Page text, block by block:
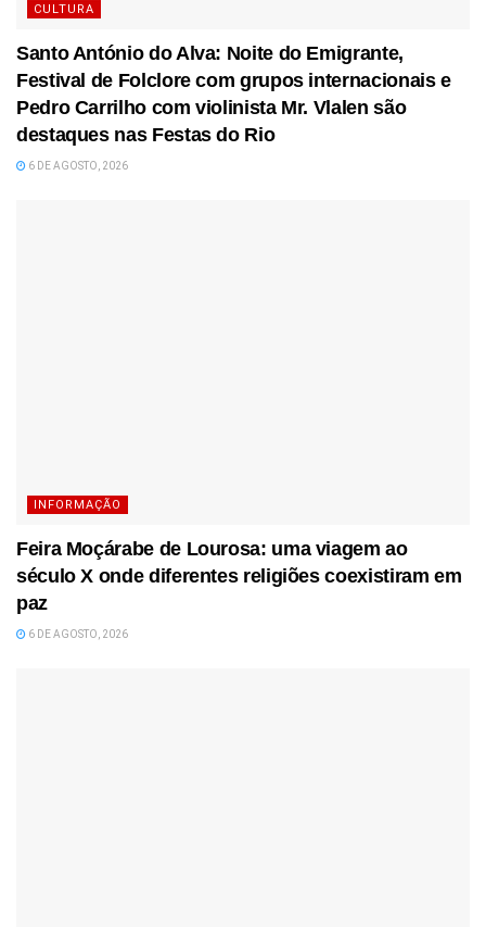
CULTURA
Santo António do Alva: Noite do Emigrante,
Festival de Folclore com grupos internacionais e
Pedro Carrilho com violinista Mr. Vlalen são
destaques nas Festas do Rio
6 DE AGOSTO, 2026
INFORMAÇÃO
Feira Moçárabe de Lourosa: uma viagem ao
século X onde diferentes religiões coexistiram em
paz
6 DE AGOSTO, 2026